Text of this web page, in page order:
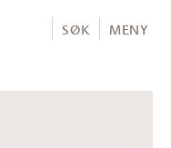
SØK MENY